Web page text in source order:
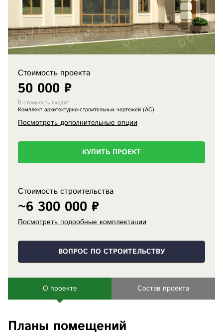
Стоимость проекта
50 000 ₽
В стоимость входит
Комплект архитектурно-строительных чертежей (АС)
Посмотреть дополнительные опции
КУПИТЬ ПРОЕКТ
Стоимость строительства
~6 300 000 ₽
Посмотреть подробные комплектации
ВОПРОС ПО СТРОИТЕЛЬСТВУ
О проекте Состав проекта
Планы помещений